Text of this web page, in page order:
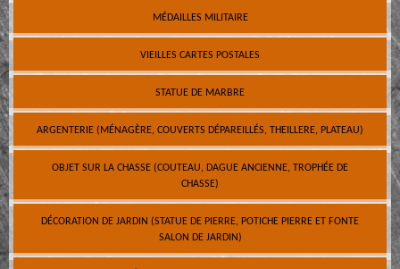
MÉDAILLES MILITAIRE
VIEILLES CARTES POSTALES
STATUE DE MARBRE
ARGENTERIE (MÉNAGÈRE, COUVERTS DÉPAREILLÉS, THEILLERE, PLATEAU)
OBJET SUR LA CHASSE (COUTEAU, DAGUE ANCIENNE, TROPHÉE DE
CHASSE)
DÉCORATION DE JARDIN (STATUE DE PIERRE, POTICHE PIERRE ET FONTE
SALON DE JARDIN)